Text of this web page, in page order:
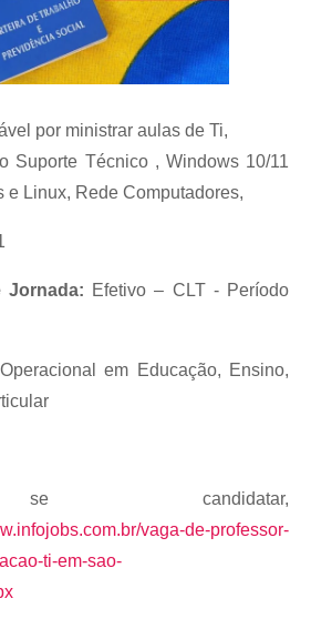
por ministrar aulas de Ti,
Suporte Técnico , Windows 10/11
e Linux, Rede Computadores,
Jornada: Efetivo – CLT - Período
Operacional em Educação, Ensino,
candidatar,
vaga-de-professor-
ti-em-sao-